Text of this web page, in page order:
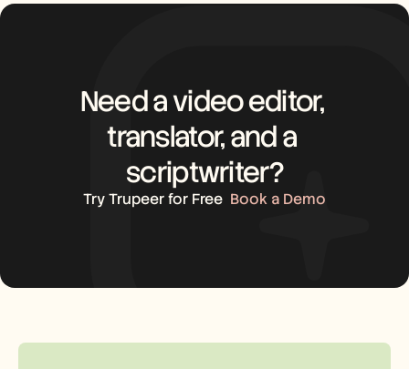
Need a video editor,
translator, and a
scriptwriter?
Try Trupeer for Free Book a Demo